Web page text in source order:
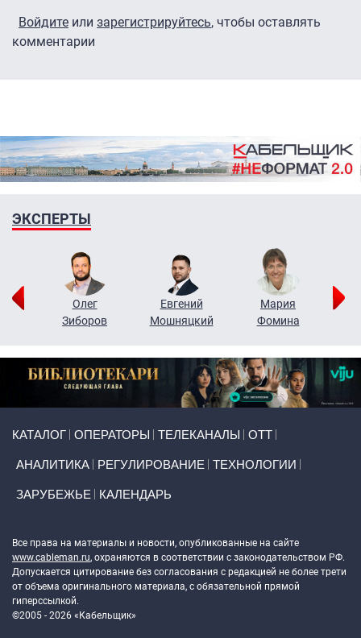
Войдите или зарегистрируйтесь, чтобы оставлять
комментарии
ЭКСПЕРТЫ
Олег
Зиборов
Евгений
Мошняцкий
Мария
Фомина
КАТАЛОГ ОПЕРАТОРЫ ТЕЛЕКАНАЛЫ ОТТ
АНАЛИТИКА РЕГУЛИРОВАНИЕ ТЕХНОЛОГИИ
ЗАРУБЕЖЬЕ КАЛЕНДАРЬ
Все права на материалы и новости, опубликованные на сайте
www.cableman.ru, охраняются в соответствии с законодательством РФ.
Допускается цитирование без согласования с редакцией не более трети
от объема оригинального материала, с обязательной прямой
гиперссылкой.
©2005 - 2026 «Кабельщик»